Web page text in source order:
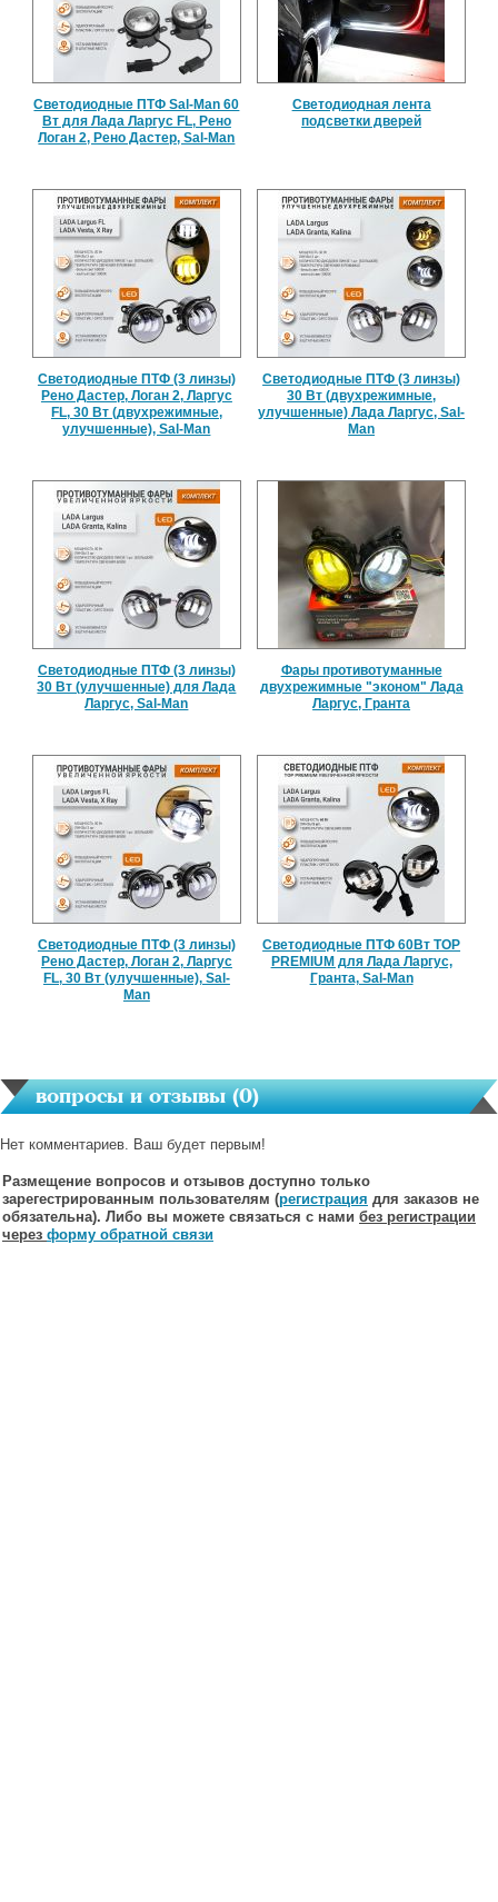
Светодиодные ПТФ Sal-Man 60
Вт для Лада Ларгус FL, Рено
Логан 2, Рено Дастер, Sal-Man
Светодиодная лента
подсветки дверей
Светодиодные ПТФ (3 линзы)
Рено Дастер, Логан 2, Ларгус
FL, 30 Вт (двухрежимные,
улучшенные), Sal-Man
Светодиодные ПТФ (3 линзы)
30 Вт (двухрежимные,
улучшенные) Лада Ларгус, Sal-
Man
Светодиодные ПТФ (3 линзы)
30 Вт (улучшенные) для Лада
Ларгус, Sal-Man
Фары противотуманные
двухрежимные "эконом" Лада
Ларгус, Гранта
Светодиодные ПТФ (3 линзы)
Рено Дастер, Логан 2, Ларгус
FL, 30 Вт (улучшенные), Sal-
Man
Светодиодные ПТФ 60Вт TOP
PREMIUM для Лада Ларгус,
Гранта, Sal-Man
вопросы и отзывы (0)
Нет комментариев. Ваш будет первым!
Размещение вопросов и отзывов доступно только
зарегестрированным пользователям (регистрация для заказов не
обязательна). Либо вы можете связаться с нами без регистрации
через форму обратной связи